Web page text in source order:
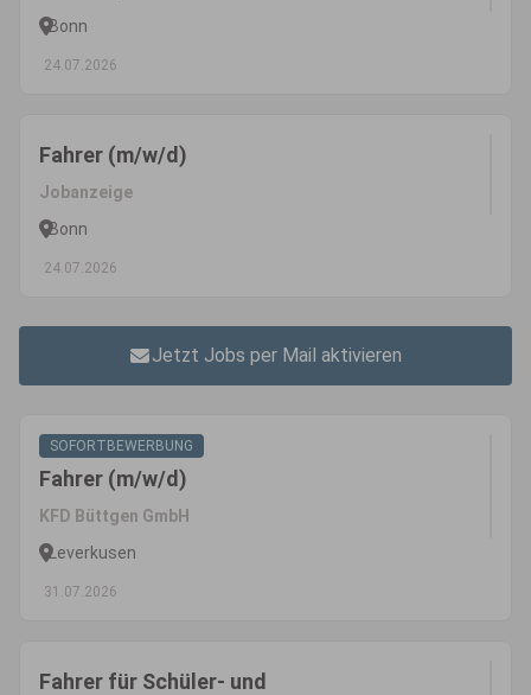
Bonn
24.07.2026
Fahrer (m/w/d)
Jobanzeige
Bonn
24.07.2026
Jetzt Jobs per Mail aktivieren
SOFORTBEWERBUNG
Fahrer (m/w/d)
KFD Büttgen GmbH
Leverkusen
31.07.2026
Fahrer für Schüler- und